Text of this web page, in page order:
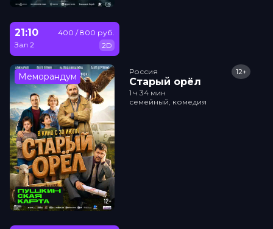
21:10
Зал 2
400 / 800 руб.
2D
Меморандум Россия
Старый орёл
12+
1 ч 34 мин
семейный, комедия